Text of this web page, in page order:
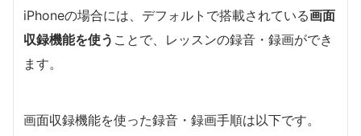
iPhoneの場合には、デフォルトで搭載されている画面
収録機能を使う ことで、レッスンの録音・録画ができ
ます。
画面収録機能を使った録音・録画手順は以下です。